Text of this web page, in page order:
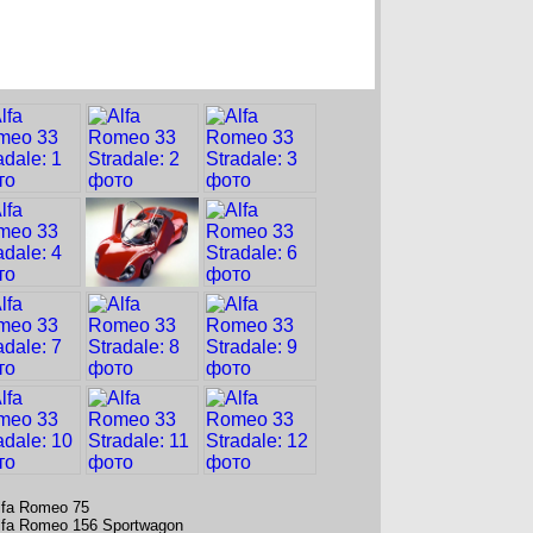
Romeo 75
Romeo 156 Sportwagon